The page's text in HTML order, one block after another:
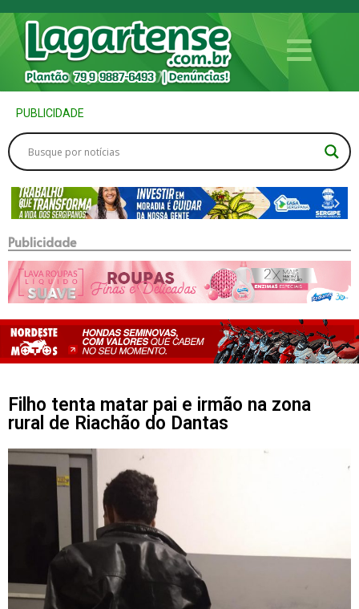
PUBLICIDADE
Publicidade
Filho tenta matar pai e irmão na zona
rural de Riachão do Dantas